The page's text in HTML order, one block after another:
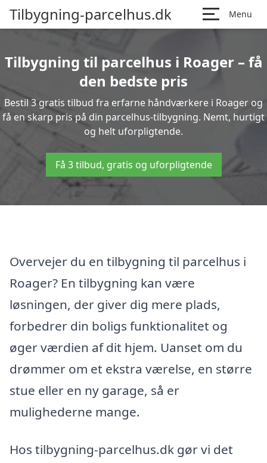
Tilbygning-parcelhus.dk Menu
Tilbygning til parcelhus i Roager – få
den bedste pris
Bestil 3 gratis tilbud fra erfarne håndværkere i Roager og
få en skarp pris på din parcelhus-tilbygning. Nemt, hurtigt
og helt uforpligtende.
Få 3 tilbud, gratis og uforpligtende
Overvejer du en tilbygning til parcelhus i
Roager? En tilbygning kan være
løsningen, der giver dig mere plads,
forbedrer din boligs funktionalitet og
øger værdien af dit hjem. Uanset om du
drømmer om et ekstra værelse, en større
stue eller en ny garage, så er
mulighederne mange.
Hos tilbygning-parcelhus.dk gør vi det